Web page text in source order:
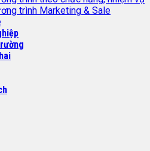
trình Marketing & Sale